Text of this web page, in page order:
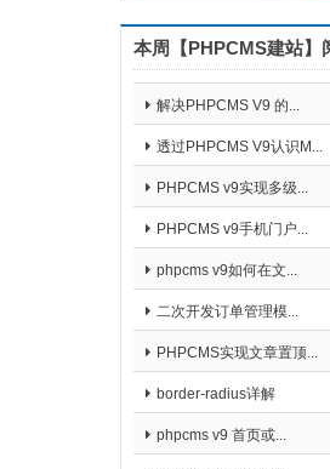
本周【PHPCMS建站】
解决PHPCMS V9 的...
透过PHPCMS V9认识M...
PHPCMS v9实现多级...
PHPCMS v9手机门户...
phpcms v9如何在文...
二次开发订单管理模...
PHPCMS实现文章置顶...
border-radius详解
phpcms v9 首页或...